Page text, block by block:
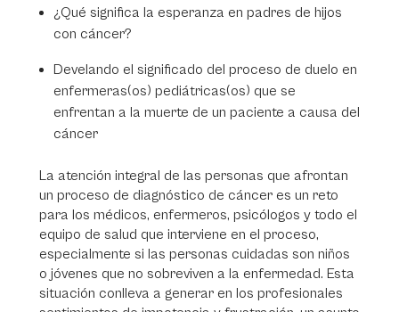
¿Qué significa la esperanza en padres de hijos
con cáncer?
Develando el significado del proceso de duelo en
enfermeras(os) pediátricas(os) que se
enfrentan a la muerte de un paciente a causa del
cáncer
La atención integral de las personas que afrontan
un proceso de diagnóstico de cáncer es un reto
para los médicos, enfermeros, psicólogos y todo el
equipo de salud que interviene en el proceso,
especialmente si las personas cuidadas son niños
o jóvenes que no sobreviven a la enfermedad. Esta
situación conlleva a generar en los profesionales